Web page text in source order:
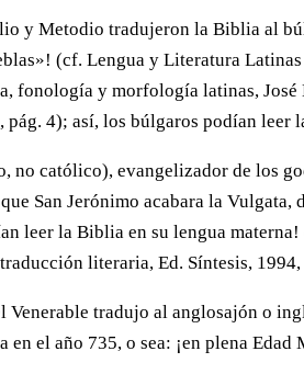
y Metodio tradujeron la Biblia al
(cf. Lengua y Literatura
fonología y morfología latinas,
pág. 4); así, los búlgaros podían leer
no católico), evangelizador de los
San Jerónimo acabara la
leer la Biblia en su lengua
literaria, Ed. Síntesis,
Venerable tradujo al anglosajón o
en el año 735, o sea: ¡en plena